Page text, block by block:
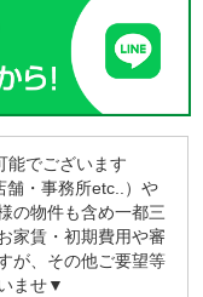
能でございます
・事務所etc..）や
の物件も含め一都三
家賃・初期費用や審
が、その他ご要望等
ませ▼